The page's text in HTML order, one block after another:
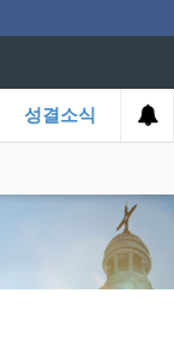
성결소식